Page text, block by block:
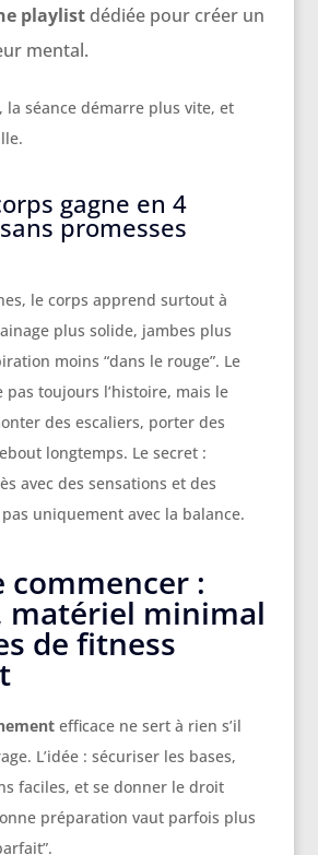
playlistdédiée pour créer un
mental.
la séance démarre plus vite, et
gagne en 4
promesses
le corps apprend surtout à
plus solide, jambes plus
moins “dans le rouge”. Le
toujours l’histoire, mais le
des escaliers, porter des
longtemps. Le secret :
avec des sensations et des
uniquement avec la balance.
commencer :
matériel minimal
de fitness
efficace ne sert à rien s’il
L’idée : sécuriser les bases,
faciles, et se donner le droit
préparation vaut parfois plus